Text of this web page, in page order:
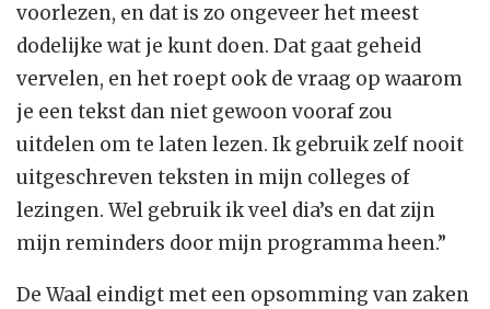
voorlezen, en dat is zo ongeveer het meest
dodelijke wat je kunt doen. Dat gaat geheid
vervelen, en het roept ook de vraag op waarom
je een tekst dan niet gewoon vooraf zou
uitdelen om te laten lezen. Ik gebruik zelf nooit
uitgeschreven teksten in mijn colleges of
lezingen. Wel gebruik ik veel dia’s en dat zijn
mijn reminders door mijn programma heen.”
De Waal eindigt met een opsomming van zaken